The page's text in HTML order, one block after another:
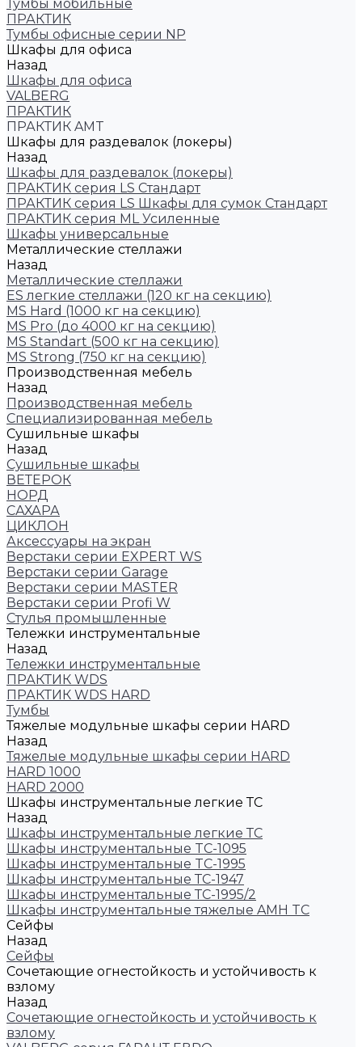
Тумбы мобильные
ПРАКТИК
Тумбы офисные серии NP
Шкафы для офиса
Назад
Шкафы для офиса
VALBERG
ПРАКТИК
ПРАКТИК AMT
Шкафы для раздевалок (локеры)
Назад
Шкафы для раздевалок (локеры)
ПРАКТИК cерия LS Стандарт
ПРАКТИК серия LS Шкафы для сумок Стандарт
ПРАКТИК серия ML Усиленные
Шкафы универсальные
Металлические стеллажи
Назад
Металлические стеллажи
ES легкие стеллажи (120 кг на секцию)
MS Hard (1000 кг на секцию)
MS Pro (до 4000 кг на секцию)
MS Standart (500 кг на секцию)
MS Strong (750 кг на секцию)
Производственная мебель
Назад
Производственная мебель
Cпециализированная мебель
Cушильные шкафы
Назад
Cушильные шкафы
ВЕТЕРОК
НОРД
САХАРА
ЦИКЛОН
Аксессуары на экран
Верстаки серии EXPERT WS
Верстаки серии Garage
Верстаки серии MASTER
Верстаки серии Profi W
Стулья промышленные
Тележки инструментальные
Назад
Тележки инструментальные
ПРАКТИК WDS
ПРАКТИК WDS HARD
Тумбы
Тяжелые модульные шкафы серии HARD
Назад
Тяжелые модульные шкафы серии HARD
HARD 1000
HARD 2000
Шкафы инструментальные легкие ТС
Назад
Шкафы инструментальные легкие ТС
Шкафы инструментальные TC-1095
Шкафы инструментальные TC-1995
Шкафы инструментальные ТС-1947
Шкафы инструментальные ТС-1995/2
Шкафы инструментальные тяжелые AMH TC
Сейфы
Назад
Сейфы
Cочетающие огнестойкость и устойчивость к
взлому
Назад
Cочетающие огнестойкость и устойчивость к
взлому